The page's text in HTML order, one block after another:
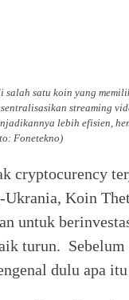
salah satu koin yang
streaming
lebih efisien,
Fonetekno)
cryptocurency
Ukrania, Koin
untuk
turun. Sebelum
dulu apa